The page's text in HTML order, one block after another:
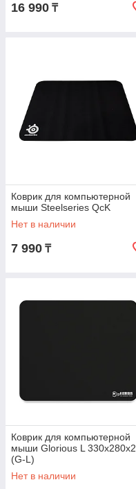
16 990 ₸
Коврик для компьютерной
мыши Steelseries QcK
Нет в наличии
7 990 ₸
Коврик для компьютерной
мыши Glorious L 330x280x2
(G-L)
Нет в наличии